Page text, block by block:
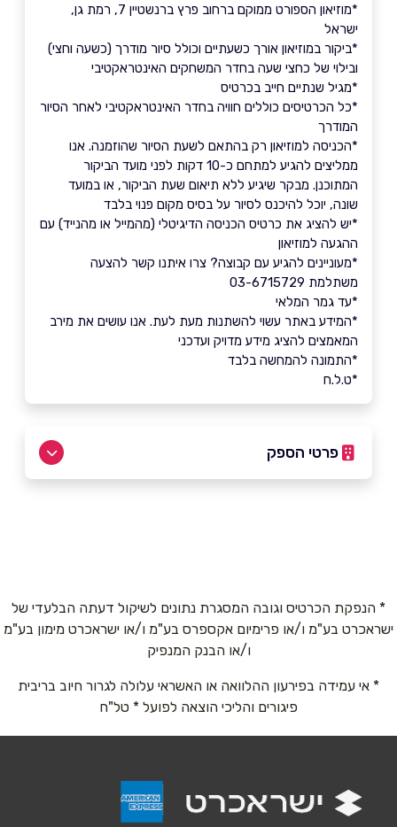
*מוזיאון הספורט ממוקם ברחוב פרץ ברנשטיין 7, רמת גן,
ישראל
*ביקור במוזיאון אורך כשעתיים וכולל סיור מודרך (כשעה וחצי)
ובילוי של כחצי שעה בחדר המשחקים האינטראקטיבי
*מגיל שנתיים חייב בכרטיס
*כל הכרטיסים כוללים חוויה בחדר האינטראקטיבי לאחר הסיור
המודרך
*הכניסה למוזיאון רק בהתאם לשעת הסיור שהוזמנה. אנו
ממליצים להגיע למתחם כ-10 דקות לפני מועד הביקור
המתוכנן. מבקר שיגיע ללא תיאום שעת הביקור, או במועד
שונה, יוכל להיכנס לסיור על בסיס מקום פנוי בלבד
*יש להציג את כרטיס הכניסה הדיגיטלי (מהמייל או מהנייד) עם
ההגעה למוזיאון
*מעוניינים להגיע עם קבוצה? צרו איתנו קשר להצעה
משתלמת 03-6715729
*עד גמר המלאי
*המידע באתר עשוי להשתנות מעת לעת. אנו עושים את מירב
המאמצים להציג מידע מדויק ועדכני
*התמונה להמחשה בלבד
*ט.ל.ח
פרטי הספק
שם מלא*
טלפון*
נושא*
* הנפקת הכרטיס וגובה המסגרת נתונים לשיקול דעתה הבלעדי של
ישראכרט בע"מ ו/או פרימיום אקספרס בע"מ ו/או ישראכרט מימון בע"מ
ו/או הבנק המנפיק
* אי עמידה בפירעון ההלוואה או האשראי עלולה לגרור חיוב בריבית
פיגורים והליכי הוצאה לפועל * טל"ח